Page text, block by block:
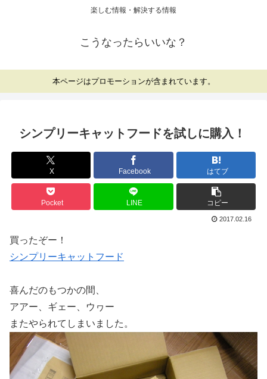
楽しむ情報・解決する情報
こうなったらいいな？
本ページはプロモーションが含まれています。
シンプリーキャットフードを試しに購入！
X Facebook はてブ
Pocket LINE コピー
2017.02.16
買ったぞー！
シンプリーキャットフード
喜んだのもつかの間、
アアー、ギェー、ウヮー
またやられてしまいました。